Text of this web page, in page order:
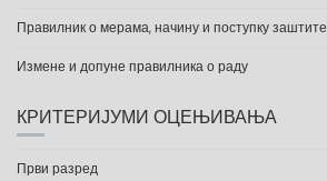
Правилник о мерама, начину и поступку
Измене и допуне правилника о раду
КРИТЕРИЈУМИ ОЦЕЊИВАЊА
Први разред